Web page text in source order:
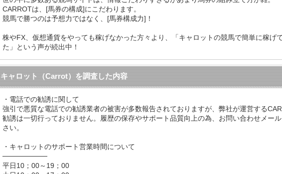
CARROTは、[馬券の構成]にこだわります。
競馬で勝つのは予想力ではなく、[馬券構成力]！
株やFX、仮想通貨をやっても稼げなかった方々より、「キャロットの競馬で簡単に稼げ
た」という声が続出中！
キャロット（Carrot）を調査した内容
・電話での勧誘に関して
強引で悪質な電話での勧誘業者の被害が多数報告されておりますが、弊社が運営する
勧誘は一切行っておりません。履歴の保存やサポート品質向上の為、お問い合わせメー
さい。
・キャロットのサポート営業時間について
─────────
平日10；00～19；00